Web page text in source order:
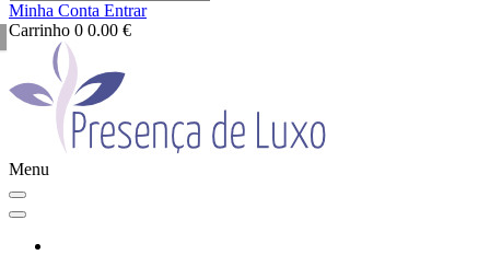
Minha Conta Entrar
Carrinho 0 0.00 €
Menu